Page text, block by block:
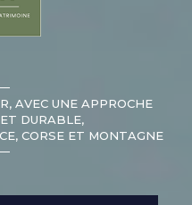
AVEC UNE APPROCHE
DURABLE,
CORSE ET MONTAGNE